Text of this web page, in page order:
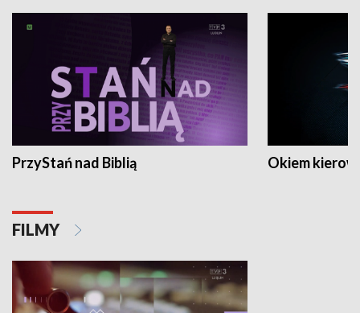
PrzyStań nad Biblią Okiem
FILMY